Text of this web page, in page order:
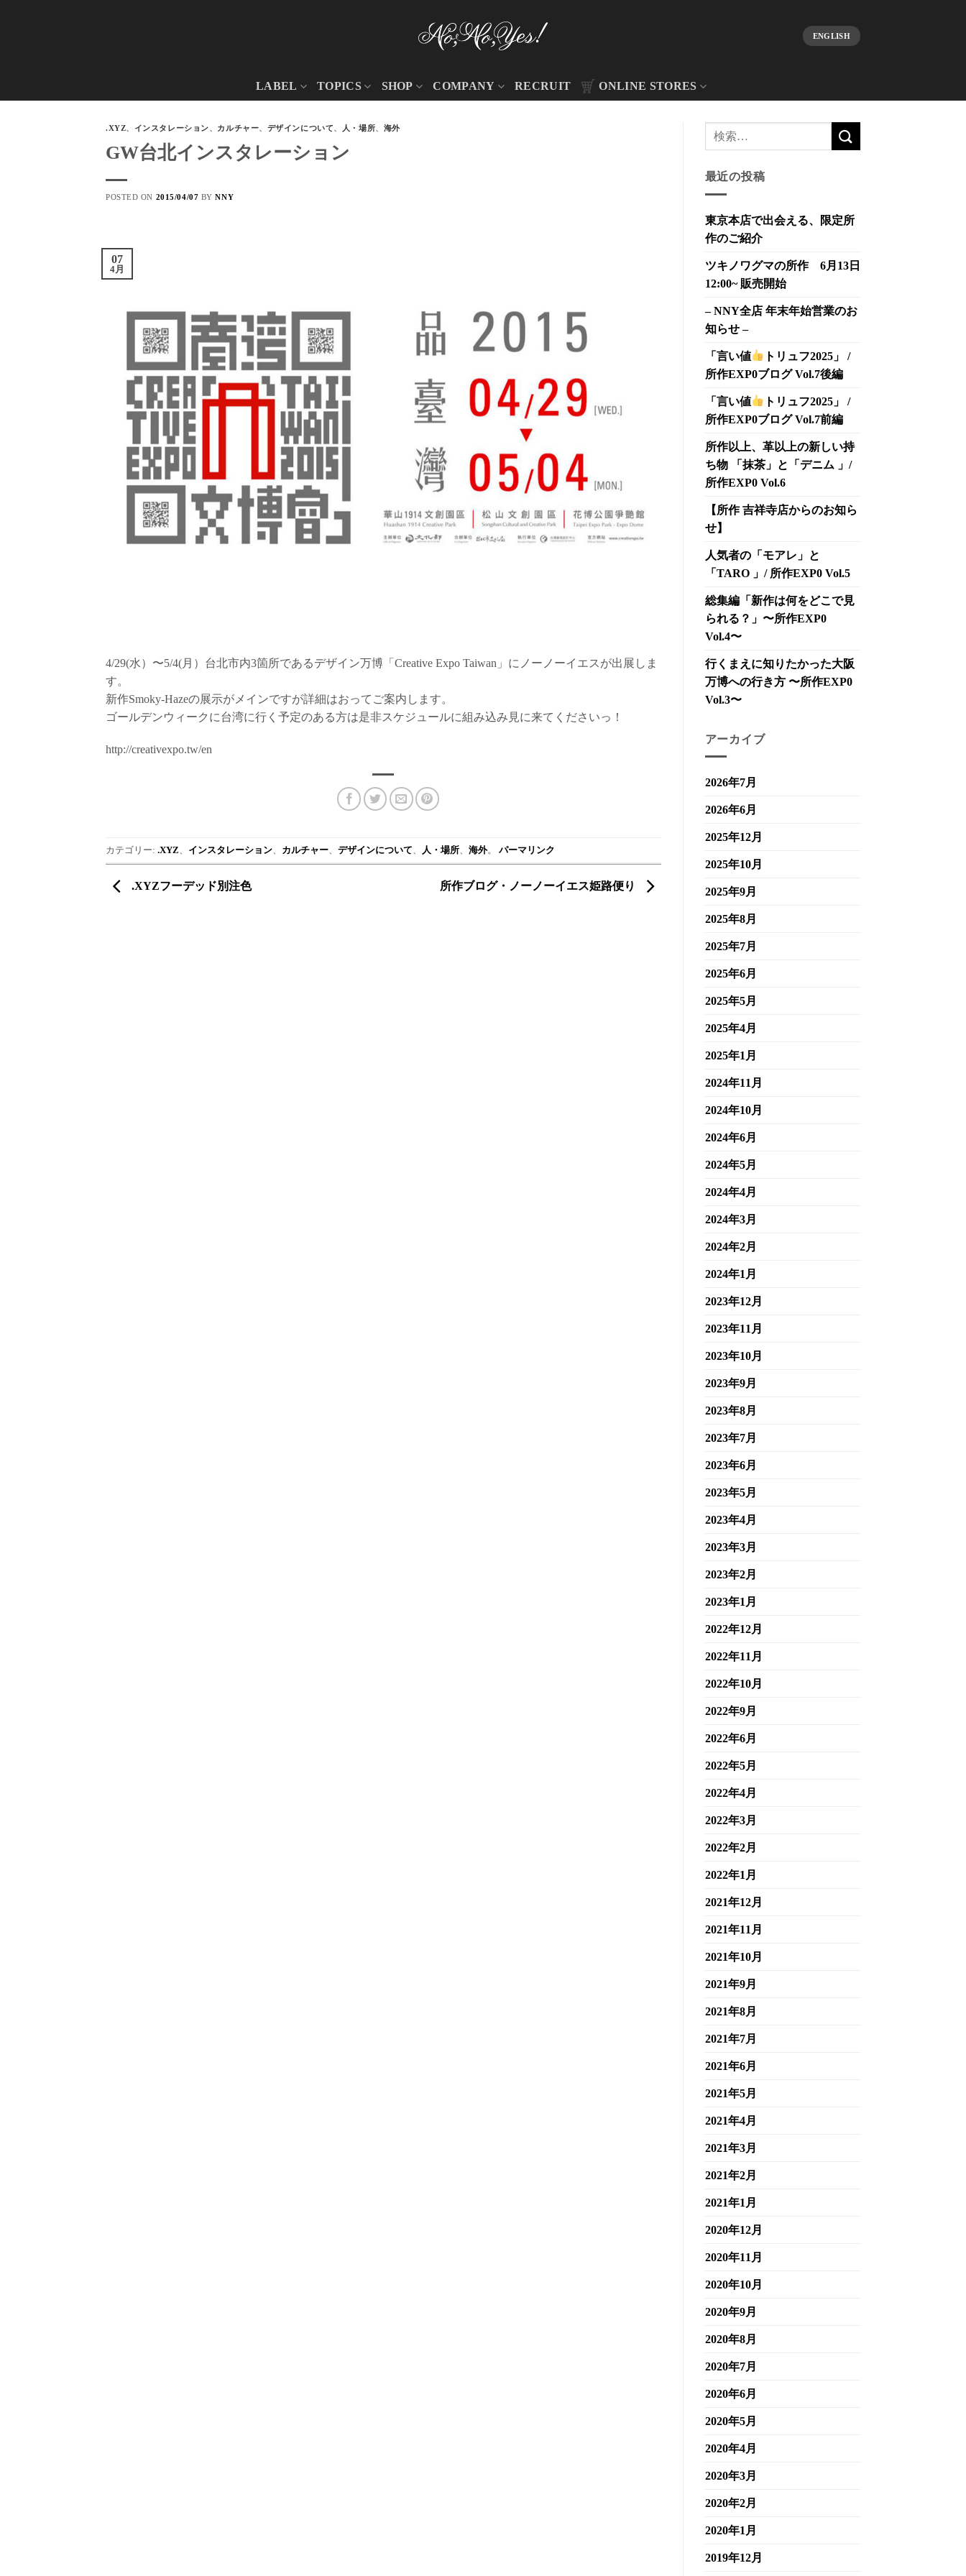
ENGLISH
LABEL TOPICS SHOP COMPANY RECRUIT ONLINE STORES
.XYZ、 インスタレーション、 カルチャー、 デザインについて、 人・場所、 海外
GW台北インスタレーション
POSTED ON 2015/04/07 BYNNY
07
4月
4/29(水）〜5/4(月）台北市内3箇所であるデザイン万博「Creative Expo Taiwan」にノーノーイエスが出展しま
す。
新作Smoky-Hazeの展示がメインですが詳細はおってご案内します。
ゴールデンウィークに台湾に行く予定のある方は是非スケジュールに組み込み見に来てくださいっ！
http://creativexpo.tw/en
カテゴリー: .XYZ インスタレーション カルチャー デザインについて 人・場所 海外。 パーマリンク
.XYZフーデッド別注色 所作ブログ・ノーノーイエス姫路便り
最近の投稿
東京本店で出会える、限定所
作のご紹介
ツキノワグマの所作 6月13日
12:00~ 販売開始
– NNY全店 年末年始営業のお
知らせ –
「言い値
トリュフ2025」 /
所作EXP0ブログ Vol.7後編
「言い値
トリュフ2025」 /
所作EXP0ブログ Vol.7前編
所作以上、革以上の新しい持
ち物 「抹茶」と「デニム 」/
所作EXP0 Vol.6
【所作 吉祥寺店からのお知ら
せ】
人気者の「モアレ」と
「TARO 」/ 所作EXP0 Vol.5
総集編「新作は何をどこで見
られる？」〜所作EXP0
Vol.4〜
行くまえに知りたかった大阪
万博への行き方 〜所作EXP0
Vol.3〜
アーカイブ
2026年7月
2026年6月
2025年12月
2025年10月
2025年9月
2025年8月
2025年7月
2025年6月
2025年5月
2025年4月
2025年1月
2024年11月
2024年10月
2024年6月
2024年5月
2024年4月
2024年3月
2024年2月
2024年1月
2023年12月
2023年11月
2023年10月
2023年9月
2023年8月
2023年7月
2023年6月
2023年5月
2023年4月
2023年3月
2023年2月
2023年1月
2022年12月
2022年11月
2022年10月
2022年9月
2022年6月
2022年5月
2022年4月
2022年3月
2022年2月
2022年1月
2021年12月
2021年11月
2021年10月
2021年9月
2021年8月
2021年7月
2021年6月
2021年5月
2021年4月
2021年3月
2021年2月
2021年1月
2020年12月
2020年11月
2020年10月
2020年9月
2020年8月
2020年7月
2020年6月
2020年5月
2020年4月
2020年3月
2020年2月
2020年1月
2019年12月